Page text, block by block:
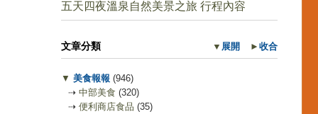
五天四夜溫泉自然美景之旅 行程內容
▼ 展開 ► 收合
文章分類
▼ 美食報報 (946)
⇢ 中部美食 (320)
⇢ 便利商店食品 (35)